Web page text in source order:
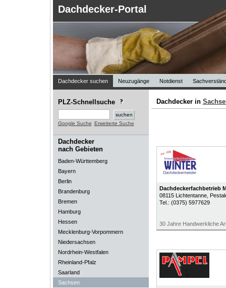
Dachdecker-Portal
Dachdecker suchen Neuzugänge Notdienst
PLZ-Schnellsuche
Google Suche Erweiterte Suche
Dachdecker
nach Gebieten
Baden-Württemberg
Bayern
Berlin
Brandenburg
Bremen
Hamburg
Hessen
Mecklenburg-Vorpommern
Niedersachsen
Nordrhein-Westfalen
Rheinland-Pfalz
Saarland
Sachsen
Dachdecker in
Dachdeckerfachbetrieb
08115 Lichtentanne,
Tel.: (0375) 5977629
30 Jahre Handwerkliche